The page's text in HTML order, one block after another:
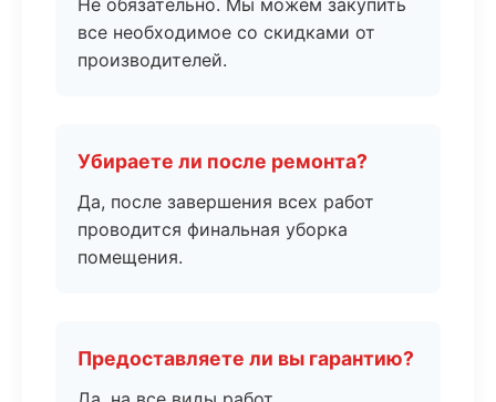
Не обязательно. Мы можем закупить
все необходимое со скидками от
производителей.
Убираете ли после ремонта?
Да, после завершения всех работ
проводится финальная уборка
помещения.
Предоставляете ли вы гарантию?